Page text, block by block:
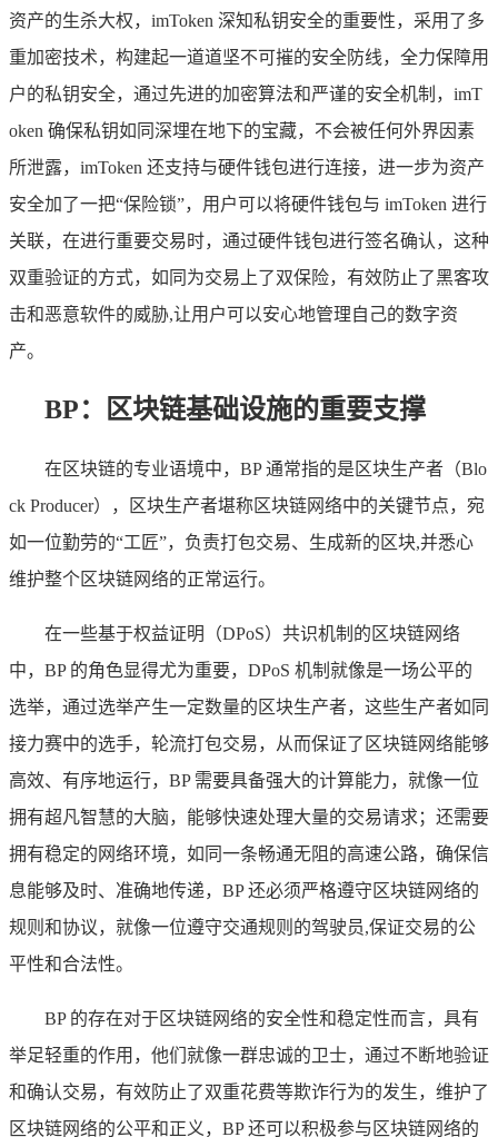
资产的生杀大权，imToken 深知私钥安全的重要性，采用了多
重加密技术，构建起一道道坚不可摧的安全防线，全力保障用
户的私钥安全，通过先进的加密算法和严谨的安全机制，imT
oken 确保私钥如同深埋在地下的宝藏，不会被任何外界因素
所泄露，imToken 还支持与硬件钱包进行连接，进一步为资产
安全加了一把“保险锁”，用户可以将硬件钱包与 imToken 进行
关联，在进行重要交易时，通过硬件钱包进行签名确认，这种
双重验证的方式，如同为交易上了双保险，有效防止了黑客攻
击和恶意软件的威胁,让用户可以安心地管理自己的数字资
产。
BP：区块链基础设施的重要支撑
在区块链的专业语境中，BP 通常指的是区块生产者（Blo
ck Producer），区块生产者堪称区块链网络中的关键节点，宛
如一位勤劳的“工匠”，负责打包交易、生成新的区块,并悉心
维护整个区块链网络的正常运行。
在一些基于权益证明（DPoS）共识机制的区块链网络
中，BP 的角色显得尤为重要，DPoS 机制就像是一场公平的
选举，通过选举产生一定数量的区块生产者，这些生产者如同
接力赛中的选手，轮流打包交易，从而保证了区块链网络能够
高效、有序地运行，BP 需要具备强大的计算能力，就像一位
拥有超凡智慧的大脑，能够快速处理大量的交易请求；还需要
拥有稳定的网络环境，如同一条畅通无阻的高速公路，确保信
息能够及时、准确地传递，BP 还必须严格遵守区块链网络的
规则和协议，就像一位遵守交通规则的驾驶员,保证交易的公
平性和合法性。
BP 的存在对于区块链网络的安全性和稳定性而言，具有
举足轻重的作用，他们就像一群忠诚的卫士，通过不断地验证
和确认交易，有效防止了双重花费等欺诈行为的发生，维护了
区块链网络的公平和正义，BP 还可以积极参与区块链网络的